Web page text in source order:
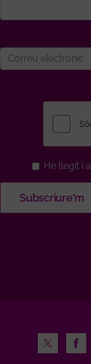
He llegit i
Twitter